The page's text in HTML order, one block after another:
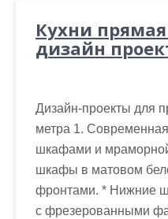
Кухни
дизайн
Дизайн-проекты для
метра 1.
шкафами и
шкафы в матовом
фронтами. * Нижние
с фрезерованными